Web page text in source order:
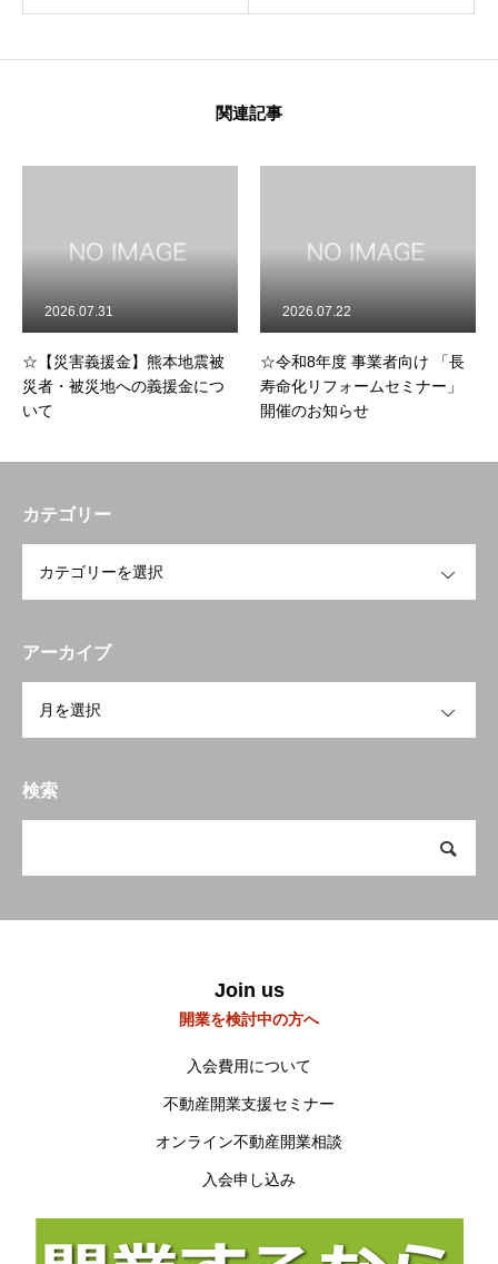
トップページへ戻る HOME
お知らせ
開業を検討中の方へ
会員の方へ Members Only
空き家空き地 無料相談センター
宮崎の物件検索 Property search
関連記事
☆【災害義援金】熊本地震被
災者・被災地への義援金につ
いて
2026.07.31
☆令和8年度 事業者向け 「長
寿命化リフォームセミナー」
開催のお知らせ
2026.07.22
カテゴリー
アーカイブ
検索
Join us
開業を検討中の方へ
入会費用について
不動産開業支援セミナー
オンライン不動産開業相談
入会申し込み